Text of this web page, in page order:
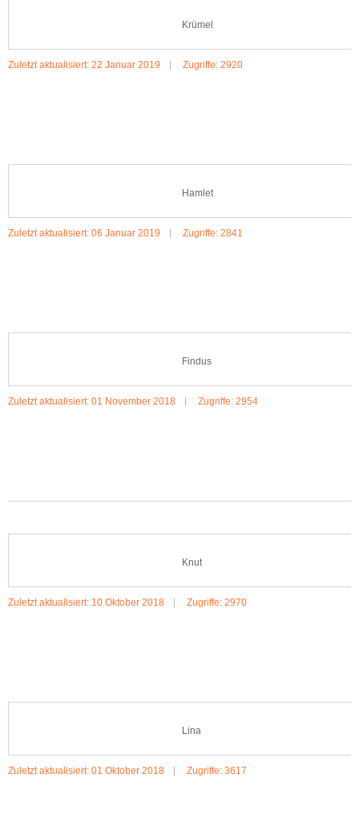
Krümel
Zuletzt aktualisiert: 22 Januar 2019 Zugriffe: 2920
Hamlet
Zuletzt aktualisiert: 06 Januar 2019 Zugriffe: 2841
Findus
Zuletzt aktualisiert: 01 November 2018 Zugriffe: 2954
Knut
Zuletzt aktualisiert: 10 Oktober 2018 Zugriffe: 2970
Lina
Zuletzt aktualisiert: 01 Oktober 2018 Zugriffe: 3617